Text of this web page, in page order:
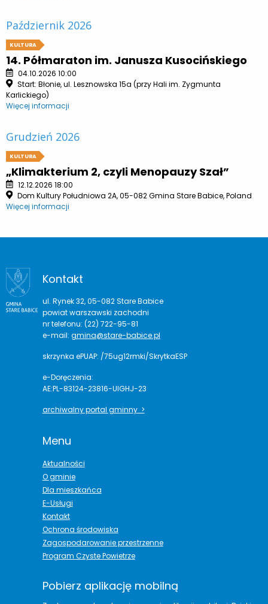
Październik 2026
KULTURA
14. Półmaraton im. Janusza Kusocińskiego
04.10.2026 10:00
Start: Błonie, ul. Lesznowska 15a (przy Hali im. Zygmunta
Karlickiego)
Więcej informacji
Grudzień 2026
KULTURA
„Klimakterium 2, czyli Menopauzy Szał”
12.12.2026 18:00
Dom Kultury Południowa 2A, 05-082 Gmina Stare Babice, Poland
Więcej informacji
Kontakt
ul. Rynek 32, 05-082 Stare Babice
powiat warszawski zachodni
nr telefonu: (22) 722-95-81
e-mail: gmina@stare-babice.pl
skrzynka ePUAP: /75ug12rmki/SkrytkaESP
e-Doręczenia:
AE:PL-83124-23816-UIGHJ-23
archiwalny portal gminny >
Menu
Aktualności
O gminie
Dla mieszkańca
E-Usługi
Kontakt
Ochrona środowiska
Zagospodarowanie przestrzenne
Program Czyste Powietrze
Pobierz aplikację mobilną